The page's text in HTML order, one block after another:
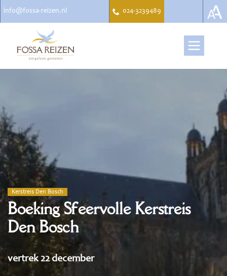
024-3239489
info@fossa-reizen.nl
Kerstreis Den Bosch
Boeking Sfeervolle Kerstreis
Den Bosch
vertrek 22 december